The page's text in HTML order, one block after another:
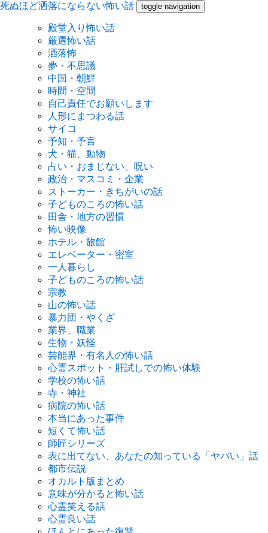
死ぬほど洒落にならない怖い話 toggle navigation
殿堂入り怖い話
厳選怖い話
洒落怖
夢・不思議
中国・朝鮮
時間・空間
自己責任でお願いします
人形にまつわる話
サイコ
予知・予言
犬・猫、動物
占い・おまじない、呪い
政治・マスコミ・企業
ストーカー・きちがいの話
子どものころの怖い話
田舎・地方の習慣
怖い映像
ホテル・旅館
エレベーター・密室
一人暮らし
子どものころの怖い話
宗教
山の怖い話
暴力団・やくざ
業界、職業
生物・妖怪
芸能界・有名人の怖い話
心霊スポット・肝試しでの怖い体験
学校の怖い話
寺・神社
病院の怖い話
本当にあった事件
短くて怖い話
師匠シリーズ
表に出てない、あなたの知っている「ヤバい」話
都市伝説
オカルト版まとめ
意味が分かると怖い話
心霊笑える話
心霊良い話